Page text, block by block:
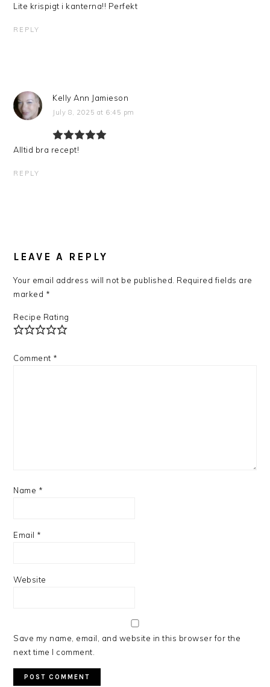
Lite krispigt i kanterna!! Perfekt
REPLY
Kelly Ann Jamieson
July 8, 2025 at 6:45 pm
Alltid bra recept!
REPLY
LEAVE A REPLY
Your email address will not be published. Required fields are
marked *
Recipe Rating
Comment *
Name *
Email *
Website
Save my name, email, and website in this browser for the
next time I comment.